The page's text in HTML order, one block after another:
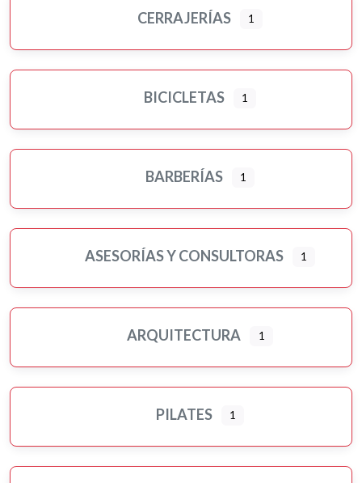
CERRAJERÍAS 1
BICICLETAS 1
BARBERÍAS 1
ASESORÍAS Y CONSULTORAS 1
ARQUITECTURA 1
PILATES 1